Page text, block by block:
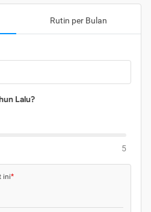
Rutin per Bulan
Lalu?
5
ini*